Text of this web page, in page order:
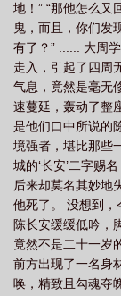
地！” “那他怎么又
鬼，而且，你们发
有了？” ...... 大周
走入，引起了四周
气息，竟然是毫无
速蔓延，轰动了整
是他们口中所说的
境强者，堪比那些
城的‘长安’二字赐
后来却莫名其妙地
他死了。 没想到，
陈长安缓缓低吟，
竟然不是二十一岁
前方出现了一名身
唤，精致且勾魂夺